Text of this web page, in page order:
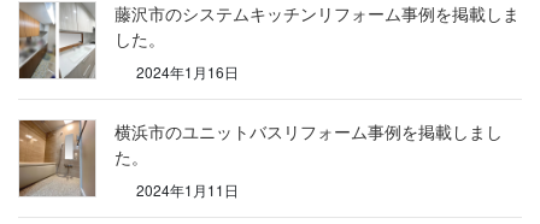
藤沢市のシステムキッチンリフォーム事例を掲載しま
した。
2024年1月16日
横浜市のユニットバスリフォーム事例を掲載しまし
た。
2024年1月11日